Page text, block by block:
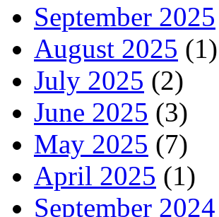
September 2025
August 2025 (1)
July 2025 (2)
June 2025 (3)
May 2025 (7)
April 2025 (1)
September 2024